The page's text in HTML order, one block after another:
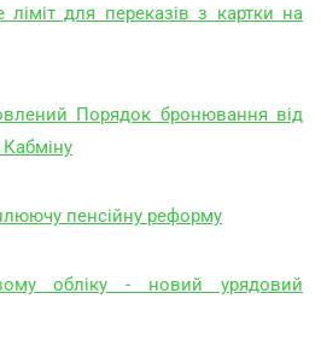
ліміт для переказів з картки на
Порядок бронювання від
Кабміну
пенсійну реформу
обліку - новий урядовий